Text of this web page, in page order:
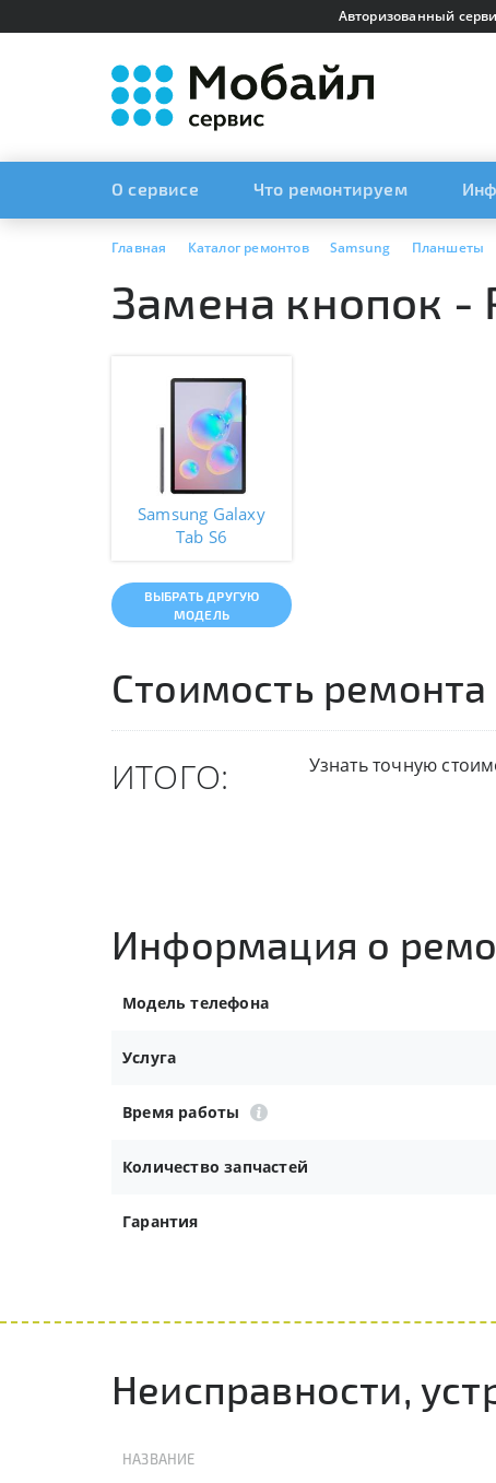
Авторизованный
О сервисе Что ремонтируем
Главная Каталог ремонтов Samsung Планшеты
Замена кнопок -
Samsung Galaxy
Tab S6
ВЫБРАТЬ ДРУГУЮ
МОДЕЛЬ
Стоимость ремонта
ИТОГО:
Узнать точную
Информация о
Модель телефона
Услуга
Время работы
Количество запчастей
Гарантия
Неисправности,
НАЗВАНИЕ